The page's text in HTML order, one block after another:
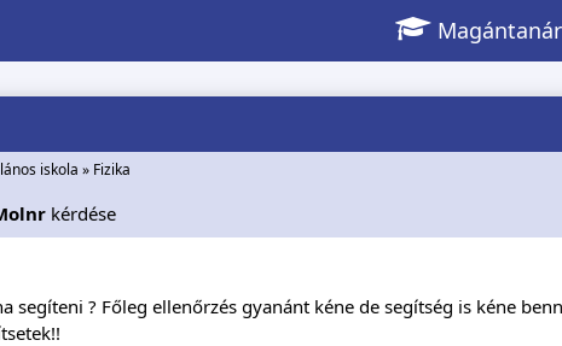
iskola » Fizika
kérdése
segíteni ? Főleg ellenőrzés gyanánt kéne de segítség is kéne